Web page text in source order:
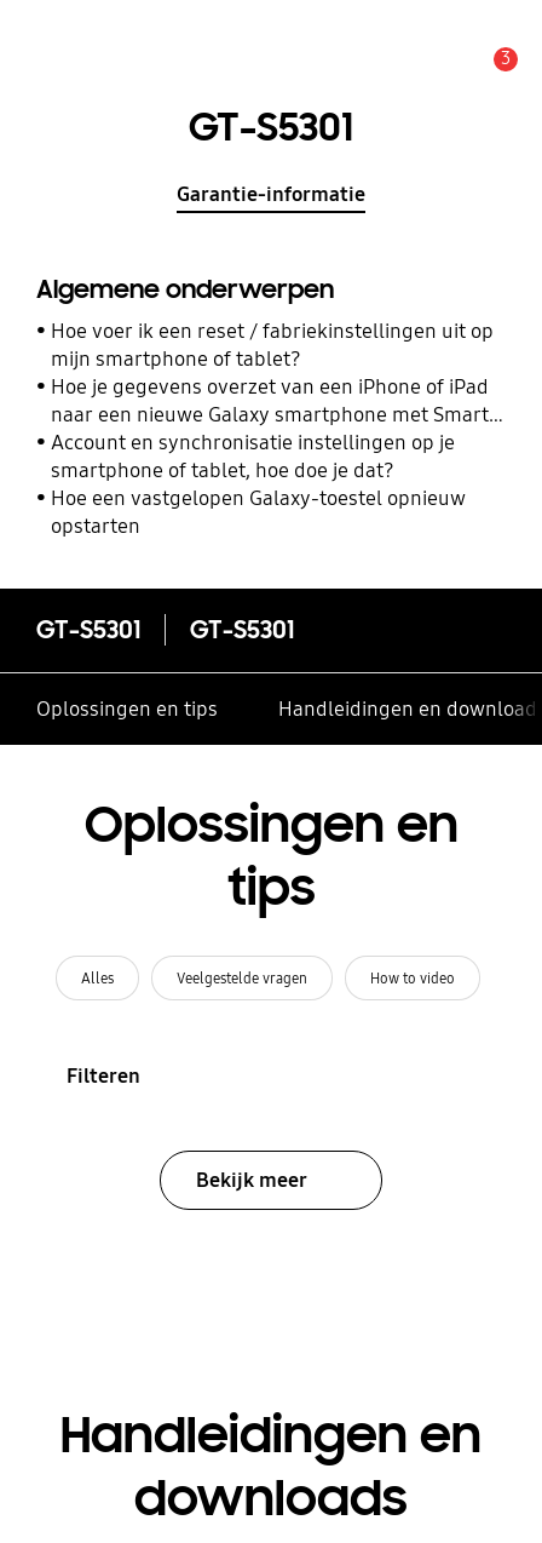
3
GT-S5301
Garantie-informatie
Algemene onderwerpen
Hoe voer ik een reset / fabriekinstellingen uit op
mijn smartphone of tablet?
Hoe je gegevens overzet van een iPhone of iPad
naar een nieuwe Galaxy smartphone met Smart
Switch
Account en synchronisatie instellingen op je
smartphone of tablet, hoe doe je dat?
Hoe een vastgelopen Galaxy-toestel opnieuw
opstarten
GT-S5301 GT-S5301
Oplossingen en tips Handleidingen en
Oplossingen en
tips
Alles Veelgestelde vragen How to video
Filteren
Bekijk meer
Handleidingen en
downloads